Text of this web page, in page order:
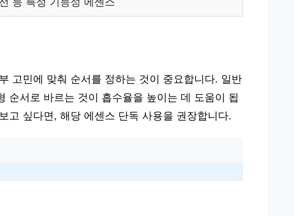
고민에 맞춰 순서를 정하는 것이 중요합니다. 일반
순서로 바르는 것이 흡수율을 높이는 데 도움이 됩
고 싶다면, 해당 에센스 단독 사용을 권장합니다.